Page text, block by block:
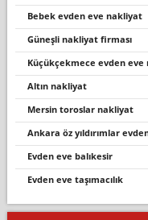
bebek evden eve nakliyat
güneşli nakliyat firması
küçükçekmece evden
altin nakli̇yat
mersin toroslar nakliyat
ankara öz yıldırımlar
evden eve balıkesir
evden eve taşımacılık